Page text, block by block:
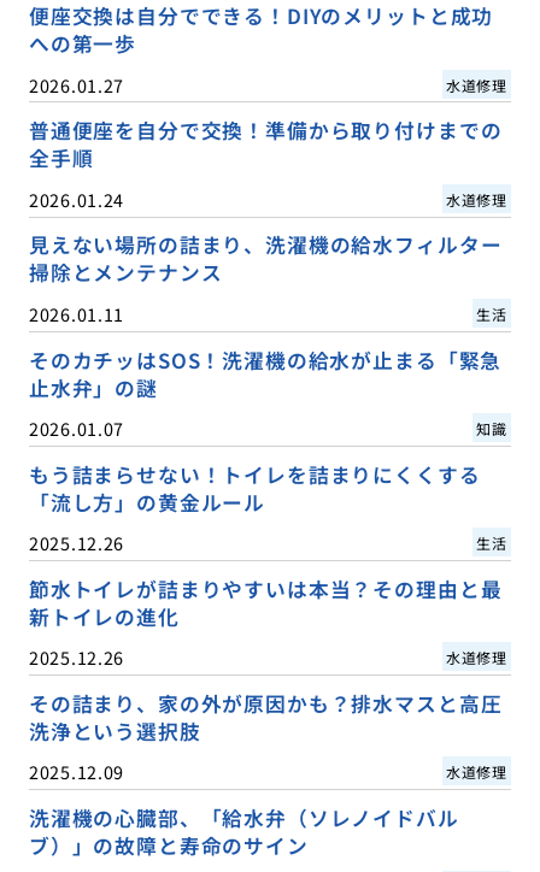
便座交換は自分でできる！DIYのメリットと成功
への第一歩
2026.01.27 水道修理
普通便座を自分で交換！準備から取り付けまでの
全手順
2026.01.24 水道修理
見えない場所の詰まり、洗濯機の給水フィルター
掃除とメンテナンス
2026.01.11 生活
そのカチッはSOS！洗濯機の給水が止まる「緊急
止水弁」の謎
2026.01.07 知識
もう詰まらせない！トイレを詰まりにくくする
「流し方」の黄金ルール
2025.12.26 生活
節水トイレが詰まりやすいは本当？その理由と最
新トイレの進化
2025.12.26 水道修理
その詰まり、家の外が原因かも？排水マスと高圧
洗浄という選択肢
2025.12.09 水道修理
洗濯機の心臓部、「給水弁（ソレノイドバル
ブ）」の故障と寿命のサイン